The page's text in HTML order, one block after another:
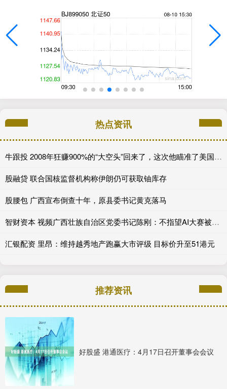
热点资讯
牛跟投 2008年狂赚900%的“大空头”回来了，这次他瞄准了美国保险公司，甚至包括伯克希尔......
股融贷 联合国核监督机构称伊朗仍可获取铀库存
股腰包 广西宣布倒查十年，原县委书记黄克落马
智财资本 视频广西壮族自治区党委书记陈刚：不指望AI大赛被历史记录 只为民众赶上这个时代
汇银配资 里昂：维持越秀地产跑赢大市评级 目标价升至51港元
推荐资讯
好股盛 港通医疗：4月17日召开董事会会议